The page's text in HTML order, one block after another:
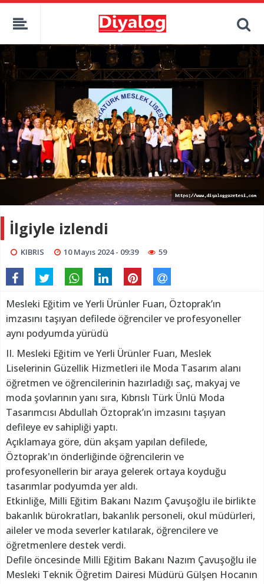
İlgiyle izlendi
KIBRIS 10 Mayıs 2024 - 09:39 59
Mesleki Eğitim ve Yerli Ürünler Fuarı, Öztoprak’ın
imzasını taşıyan defilede öğrenciler ve profesyoneller
aynı podyumda yürüdü
II. Mesleki Eğitim ve Yerli Ürünler Fuarı, Meslek
Liselerinin Güzellik Hizmetleri ile Moda Tasarım alanı
öğretmen ve öğrencilerinin hazırladığı saç, makyaj ve
moda şovlarının yanı sıra, Kıbrıslı Türk Ünlü Moda
Tasarımcısı Abdullah Öztoprak’ın imzasını taşıyan
defileye ev sahipliği yaptı.
Açıklamaya göre, dün akşam yapılan defilede,
Öztoprak'ın önderliğinde öğrencilerin ve
profesyonellerin bir araya gelerek ortaya koyduğu
tasarımlar podyumda yer aldı.
Etkinliğe, Milli Eğitim Bakanı Nazım Çavuşoğlu ile birlikte
bakanlık bürokratları, bakanlık personeli, okul müdürleri,
aileler ve moda severler katılarak, öğrencilere ve
öğretmenlere destek verdi.
Defile öncesinde Milli Eğitim Bakanı Nazım Çavuşoğlu ile
Mesleki Teknik Öğretim Dairesi Müdürü Gülşen Hocanın